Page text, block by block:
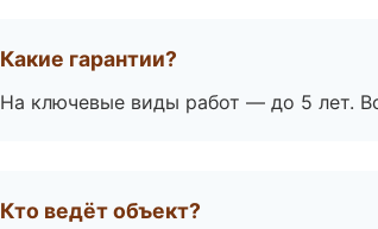
Какие гарантии?
На ключевые виды работ — до 5 лет.
Кто ведёт объект?